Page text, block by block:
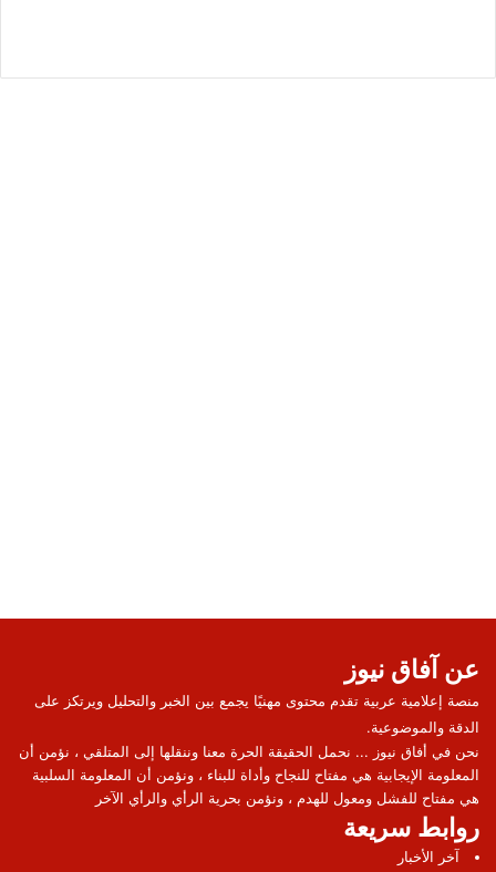
عن آفاق نيوز
منصة إعلامية عربية تقدم محتوى مهنيًا يجمع بين الخبر والتحليل ويرتكز على
الدقة والموضوعية.
نحن في أفاق نيوز ... نحمل الحقيقة الحرة معنا وننقلها إلى المتلقي ، نؤمن أن
المعلومة الإيجابية هي مفتاح للنجاح وأداة للبناء ، ونؤمن أن المعلومة السلبية
هي مفتاح للفشل ومعول للهدم ، ونؤمن بحرية الرأي والرأي الآخر
روابط سريعة
آخر الأخبار